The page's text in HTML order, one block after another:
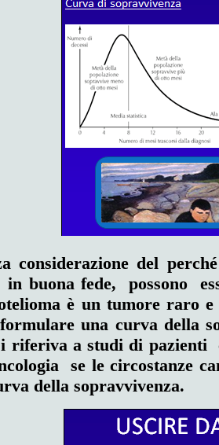
considerazione del
buona fede, possono
è un tumore raro
una curva della
riferiva a studi di pazienti
se le circostanze
della sopravvivenza.